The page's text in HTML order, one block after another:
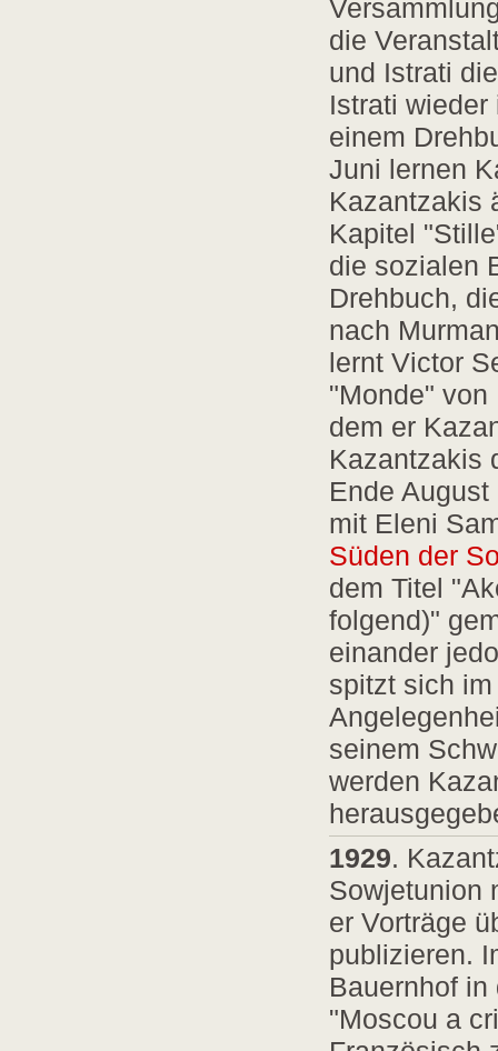
die
und Istrati
Istrati
einem
Juni lernen
Kazantzakis
Kapitel
die sozialen
Drehbuch,
nach
lernt Victor
"Monde" von
dem er
Kazantzakis
Ende
mit Eleni
Süden der
dem Titel
folgend)"
einander
spitzt sich
seinem
werden
1929.
Sowjetunion
er Vorträge
publizieren.
Bauernhof in
"Moscou a